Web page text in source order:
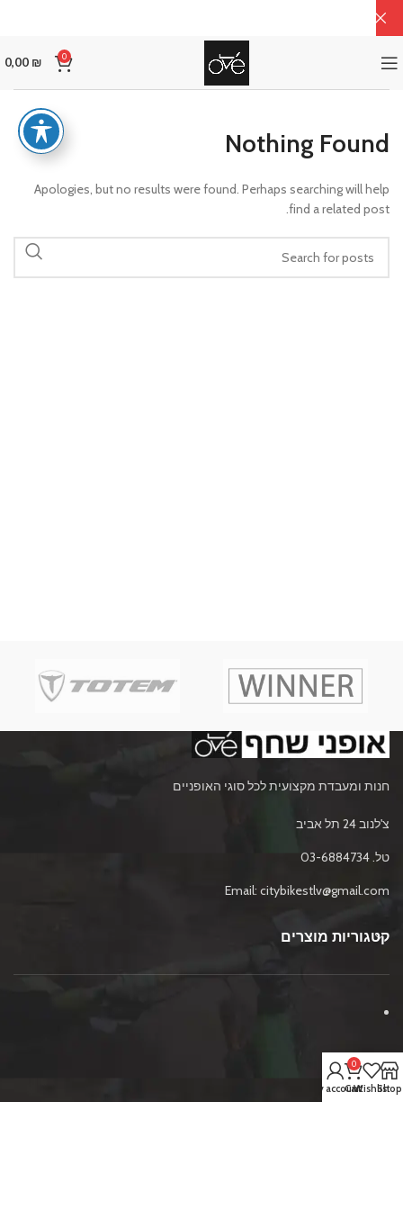
0
0,00 ₪
Nothing Found
Apologies, but no results were found. Perhaps searching will help
find a related post.
חנות ומעבדת מקצועית לכל סוגי האופניים
צ'לנוב 24 תל אביב
טל. 03-6884734
Email: citybikestlv@gmail.com
קטגוריות מוצרים
מידע נוסף
Shop
Wishlist
0
Cart
My account